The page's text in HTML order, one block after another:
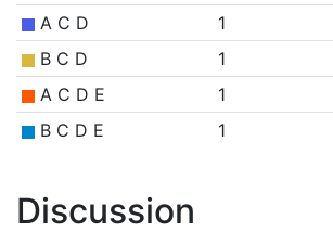
A C D
1
B C D
1
A C D E
1
B C D E
1
Discussion